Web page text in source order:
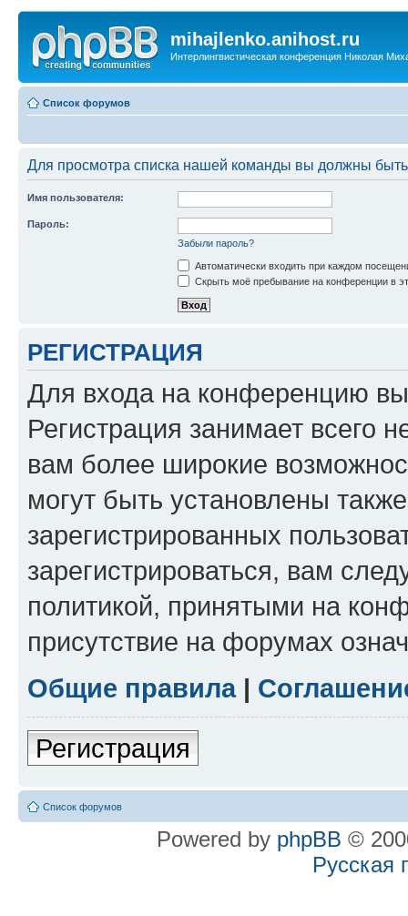
mihajlenko.anihost.ru
Интерлингвистическая конференция Николая
Список форумов
Для просмотра списка нашей команды вы должны
Имя пользователя:
Пароль:
Забыли пароль?
Автоматически входить при каждом
Скрыть моё пребывание на конференции в
РЕГИСТРАЦИЯ
Для входа на конференцию
Регистрация занимает всего
вам более широкие
могут быть установлены
зарегистрированных
зарегистрироваться, вам
политикой, принятыми на
присутствие на форумах
Общие правила|
Регистрация
Список форумов
Powered by phpBB ©
Русская